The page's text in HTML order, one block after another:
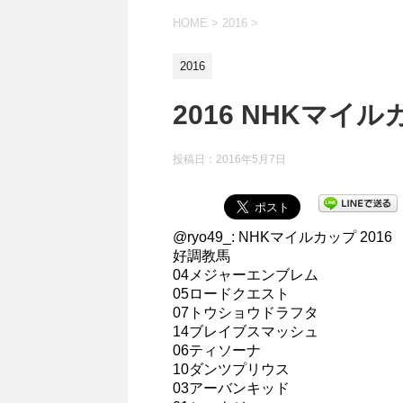
HOME > 2016 >
2016
2016 NHKマイル
投稿日： 2016年5月7日
@ryo49_: NHKマイルカップ 2016
好調教馬
04メジャーエンブレム
05ロードクエスト
07トウショウドラフタ
14ブレイブスマッシュ
06ティソーナ
10ダンツプリウス
03アーバンキッド